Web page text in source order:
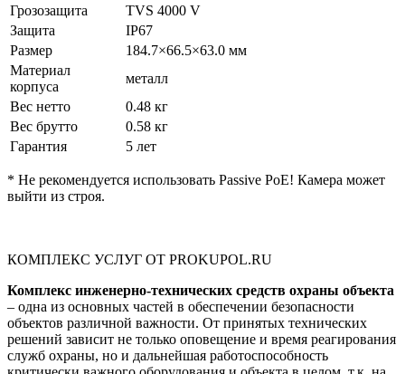
Грозозащита
TVS 4000 V
Защита
IP67
Размер
184.7×66.5×63.0 мм
Материал
корпуса
металл
Вес нетто
0.48 кг
Вес брутто
0.58 кг
Гарантия
5 лет
* Не рекомендуется использовать Passive PoE! Камера может
выйти из строя.
КОМПЛЕКС УСЛУГ ОТ PROKUPOL.RU
Комплекс инженерно-технических средств охраны объекта
– одна из основных частей в обеспечении безопасности
объектов различной важности. От принятых технических
решений зависит не только оповещение и время реагирования
служб охраны, но и дальнейшая работоспособность